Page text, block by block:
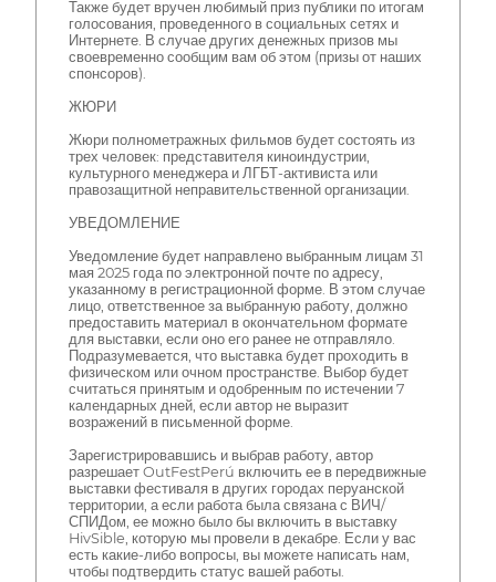
Также будет вручен любимый приз публики по итогам
голосования, проведенного в социальных сетях и
Интернете. В случае других денежных призов мы
своевременно сообщим вам об этом (призы от наших
спонсоров).
ЖЮРИ
Жюри полнометражных фильмов будет состоять из
трех человек: представителя киноиндустрии,
культурного менеджера и ЛГБТ-активиста или
правозащитной неправительственной организации.
УВЕДОМЛЕНИЕ
Уведомление будет направлено выбранным лицам 31
мая 2025 года по электронной почте по адресу,
указанному в регистрационной форме. В этом случае
лицо, ответственное за выбранную работу, должно
предоставить материал в окончательном формате
для выставки, если оно его ранее не отправляло.
Подразумевается, что выставка будет проходить в
физическом или очном пространстве. Выбор будет
считаться принятым и одобренным по истечении 7
календарных дней, если автор не выразит
возражений в письменной форме.
Зарегистрировавшись и выбрав работу, автор
разрешает OutFestPerú включить ее в передвижные
выставки фестиваля в других городах перуанской
территории, а если работа была связана с ВИЧ/
СПИДом, ее можно было бы включить в выставку
HivSible, которую мы провели в декабре. Если у вас
есть какие-либо вопросы, вы можете написать нам,
чтобы подтвердить статус вашей работы.